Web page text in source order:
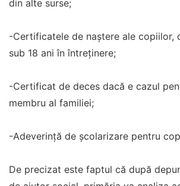
din alte surse;
-Certificatele de naștere ale copiilor,
sub 18 ani în întreținere;
-Certificat de deces dacă e cazul
membru al familiei;
-Adeverință de școlarizare pentru
De precizat este faptul că după